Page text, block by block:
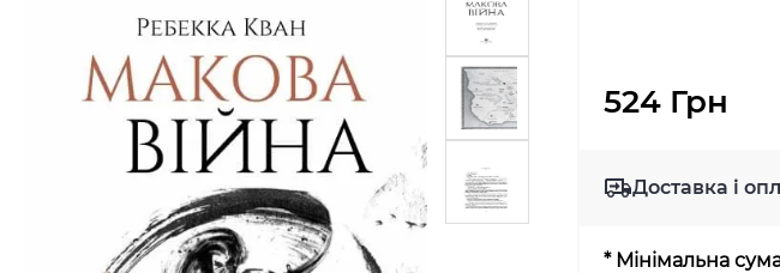
524 Грн
Доставка і
* Мінімальна